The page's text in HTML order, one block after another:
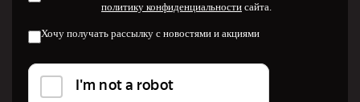
политику конфиденциальности сайта.
Хочу получать рассылку с новостями и акциями